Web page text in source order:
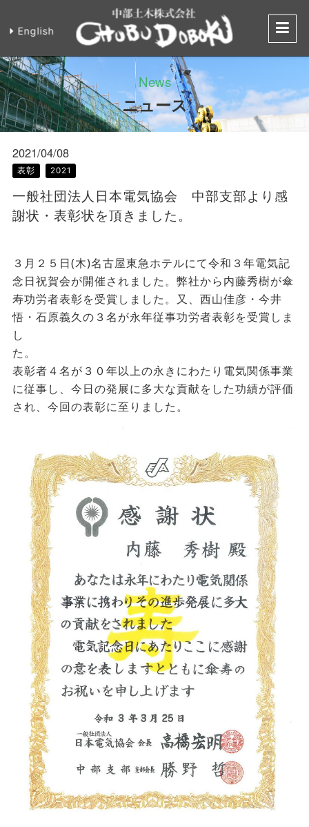
一般社団法人
English
News
ニュース
2021/04/08
表彰 2021
一般社団法人日本電気協会 中部支部より感
謝状・表彰状を頂きました。
３月２５日(木)名古屋東急ホテルにて令和３年電気記
念日祝賀会が開催されました。弊社から内藤秀樹が傘
寿功労者表彰を受賞しました。又、西山佳彦・今井
悟・石原義久の３名が永年従事功労者表彰を受賞しま
し
た
表彰者４名が３０年以上の永きにわたり電気関係事業
に従事し、今日の発展に多大な貢献をした功績が評価
され、今回の表彰に至りました。